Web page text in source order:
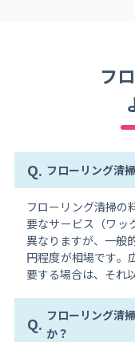
フ
Q. フローリング清
フローリング清掃の
要なサービス（ワッ
異なりますが、一般
円程度が相場です。
要する場合は、それ
Q. フローリング清
か？